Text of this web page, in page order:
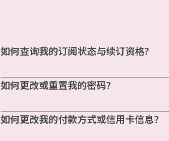
如何查询我的订阅状态与续订资格?
如何更改或重置我的密码？
如何更改我的付款方式或信用卡信息？